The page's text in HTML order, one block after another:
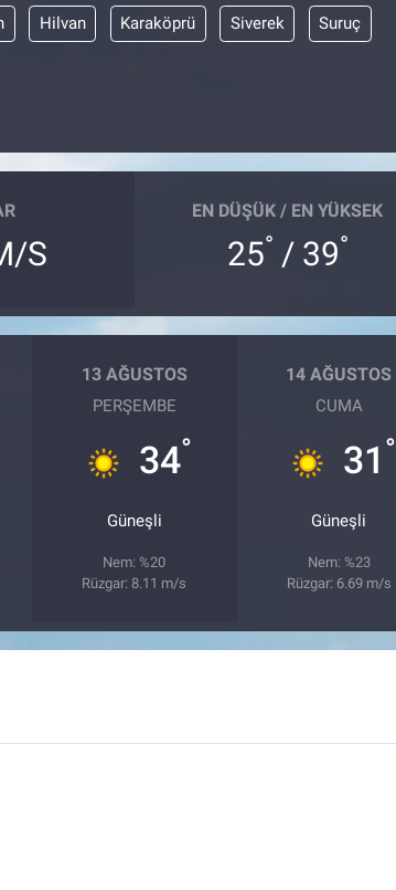
Hilvan Karaköprü Siverek Suruç
S
EN DÜŞÜK / EN YÜKSEK
25° / 39°
13 AĞUSTOS
PERŞEMBE
34°
Güneşli
Nem: %20
Rüzgar: 8.11 m/s
14 AĞUSTOS
CUMA
31 °
Güneşli
Nem: %23
Rüzgar: 6.69 m/s